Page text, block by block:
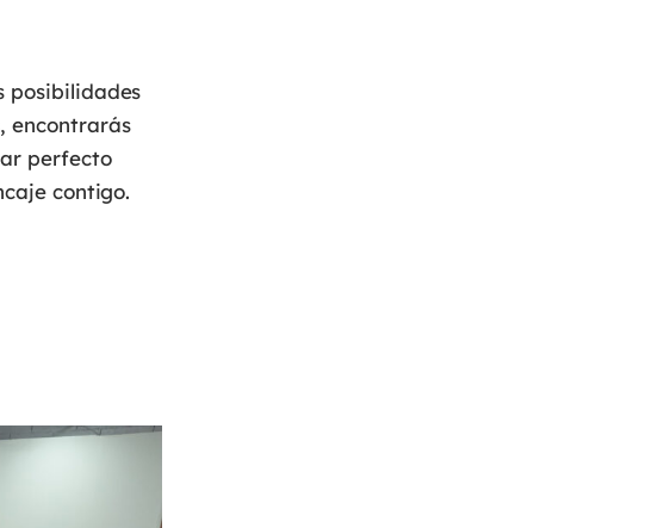
posibilidades
encontrarás
perfecto
contigo.